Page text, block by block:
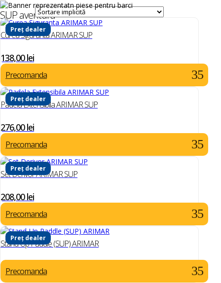
SUP aventura
Preț dealer
Curea Siguranta ARIMAR SUP
138,00lei
Precomanda
Preț dealer
Padela Extensibila ARIMAR SUP
276,00lei
Precomanda
Preț dealer
Set Derivor ARIMAR SUP
208,00lei
Precomanda
Preț dealer
Stand-Up Paddle (SUP) ARIMAR
Precomanda